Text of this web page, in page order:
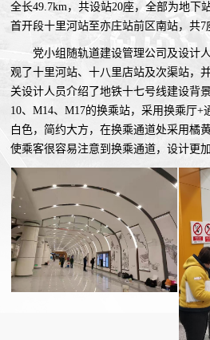
全长49.7km，共设站20座，全部为地下
首开段十里河站至亦庄站前区南站，共7
党小组随轨道建设管理公司及设计
观了十里河站、十八里店站及次渠站，
关设计人员介绍了地铁十七号线建设背
10、M14、M17的换乘站，采用换乘厅+
白色，简约大方，在换乘通道处采用橘
使乘客很容易注意到换乘通道，设计更